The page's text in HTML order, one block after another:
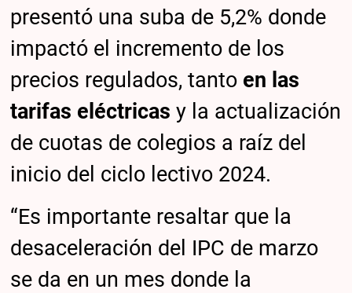
presentó una suba de 5,2% donde
impactó el incremento de los
precios regulados, tanto en las
tarifas eléctricasy la actualización
de cuotas de colegios a raíz del
inicio del ciclo lectivo 2024.
“Es importante resaltar que la
desaceleración del IPC de marzo
se da en un mes donde la